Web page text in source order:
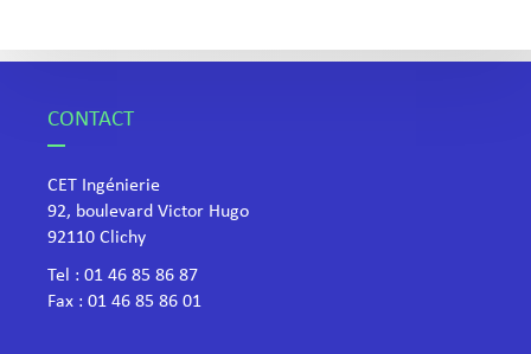
CONTACT
CET Ingénierie
92, boulevard Victor Hugo
​92110 Clichy
Tel : 01 46 85 86 87
Fax : 01 46 85 86 01